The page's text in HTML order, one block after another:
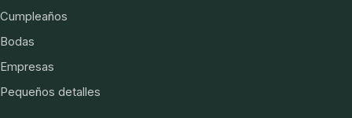
Cumpleaños
Bodas
Empresas
Pequeños detalles